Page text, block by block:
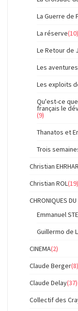
La Guerre de
La réserve(10)
Le Retour de
Les
Les exploits
Qu'est-ce
français le
(9)
Thanatos et
Trois
Christian
Christian ROL (19)
CHRONIQUES DU
Emmanuel
Guillermo de
CINEMA(2)
Claude Berger(8)
Claude Delay(37)
Collectif des